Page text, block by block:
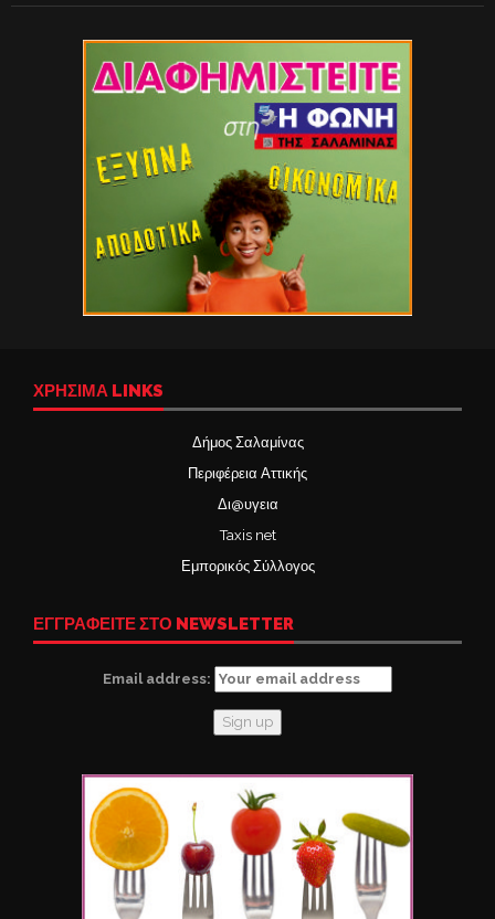
ΧΡΉΣΙΜΑ LINKS
Δήμος Σαλαμίνας
Περιφέρεια Αττικής
Δι@υγεια
Taxis net
Εμπορικός Σύλλογος
ΕΓΓΡΑΦΕΙΤΕ ΣΤΟ NEWSLETTER
Email address: